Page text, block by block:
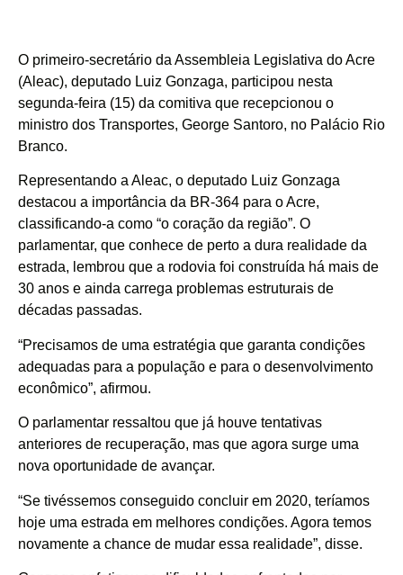
O primeiro-secretário da Assembleia Legislativa do Acre
(Aleac), deputado Luiz Gonzaga, participou nesta
segunda-feira (15) da comitiva que recepcionou o
ministro dos Transportes, George Santoro, no Palácio Rio
Branco.
Representando a Aleac, o deputado Luiz Gonzaga
destacou a importância da BR-364 para o Acre,
classificando-a como “o coração da região”. O
parlamentar, que conhece de perto a dura realidade da
estrada, lembrou que a rodovia foi construída há mais de
30 anos e ainda carrega problemas estruturais de
décadas passadas.
“Precisamos de uma estratégia que garanta condições
adequadas para a população e para o desenvolvimento
econômico”, afirmou.
O parlamentar ressaltou que já houve tentativas
anteriores de recuperação, mas que agora surge uma
nova oportunidade de avançar.
“Se tivéssemos conseguido concluir em 2020, teríamos
hoje uma estrada em melhores condições. Agora temos
novamente a chance de mudar essa realidade”, disse.